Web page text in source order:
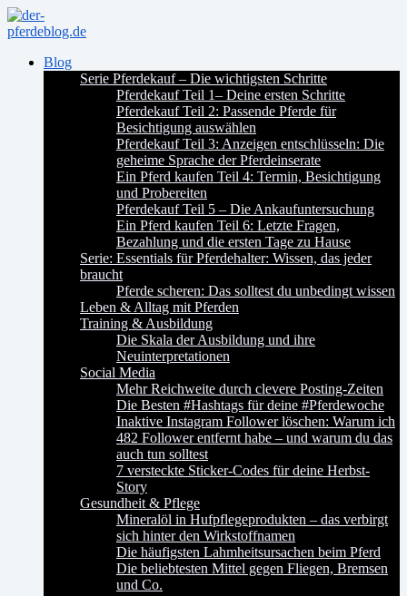
Blog
Serie Pferdekauf – Die wichtigsten Schritte
Pferdekauf Teil 1– Deine ersten Schritte
Pferdekauf Teil 2: Passende Pferde für
Besichtigung auswählen
Pferdekauf Teil 3: Anzeigen entschlüsseln: Die
geheime Sprache der Pferdeinserate
Ein Pferd kaufen Teil 4: Termin, Besichtigung
und Probereiten
Pferdekauf Teil 5 – Die Ankaufuntersuchung
Ein Pferd kaufen Teil 6: Letzte Fragen,
Bezahlung und die ersten Tage zu Hause
Serie: Essentials für Pferdehalter: Wissen, das jeder
braucht
Pferde scheren: Das solltest du unbedingt wissen
Leben & Alltag mit Pferden
Training & Ausbildung
Die Skala der Ausbildung und ihre
Neuinterpretationen
Social Media
Mehr Reichweite durch clevere Posting-Zeiten
Die Besten #Hashtags für deine #Pferdewoche
Inaktive Instagram Follower löschen: Warum ich
482 Follower entfernt habe – und warum du das
auch tun solltest
7 versteckte Sticker-Codes für deine Herbst-
Story
Gesundheit & Pflege
Mineralöl in Hufpflegeprodukten – das verbirgt
sich hinter den Wirkstoffnamen
Die häufigsten Lahmheitsursachen beim Pferd
Die beliebtesten Mittel gegen Fliegen, Bremsen
und Co.